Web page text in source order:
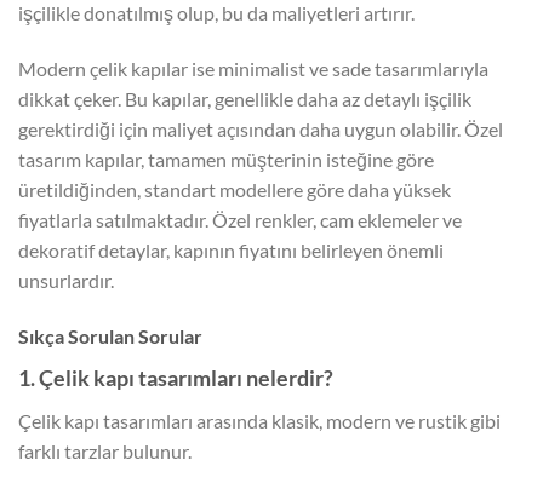
işçilikle donatılmış olup, bu da maliyetleri artırır.
Modern çelik kapılar ise minimalist ve sade tasarımlarıyla
dikkat çeker. Bu kapılar, genellikle daha az detaylı işçilik
gerektirdiği için maliyet açısından daha uygun olabilir. Özel
tasarım kapılar, tamamen müşterinin isteğine göre
üretildiğinden, standart modellere göre daha yüksek
fiyatlarla satılmaktadır. Özel renkler, cam eklemeler ve
dekoratif detaylar, kapının fiyatını belirleyen önemli
unsurlardır.
Sıkça Sorulan Sorular
1. Çelik kapı tasarımları nelerdir?
Çelik kapı tasarımları arasında klasik, modern ve rustik gibi
farklı tarzlar bulunur.